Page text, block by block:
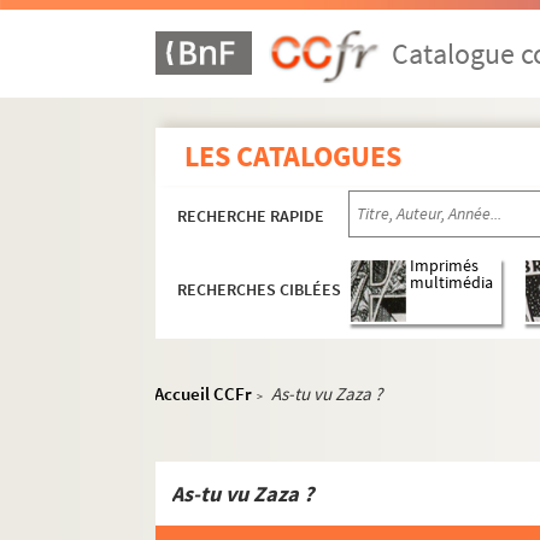
Catalogue
LES CATALOGUES
RECHERCHE RAPIDE
RECHERCHES CIBLÉES
Imprimés
multimédia
Accueil CCFr > As-tu vu Zaza ?
As-tu vu Zaza ?
ORG C.2/4. Partitions de Buxeuil,
ORG C.2/4. Partitions de Byrec
ORG C.3/1. Partitions de Cabrera,
ORG C.3/1. Partitions de Cahan,
ORG C.3/1. Partitions de Calimez
ORG C.3/1. Partitions de Calimez,
ORG C.3/1. Partitions de Callet,
ORG C.3/1. Partitions de
ORG C.3/1. Partitions de Cas
ORG C.3/1. Partitions de Cas, Henry,